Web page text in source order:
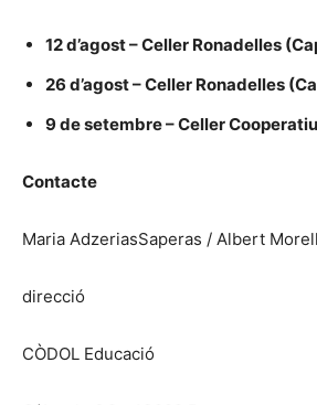
12 d’agost – Celler Ronadelles
26 d’agost – Celler Ronadelles
9 de setembre – Celler
Contacte
Maria AdzeriasSaperas / Albert
direcció
CÒDOL Educació